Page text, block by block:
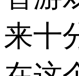
来十